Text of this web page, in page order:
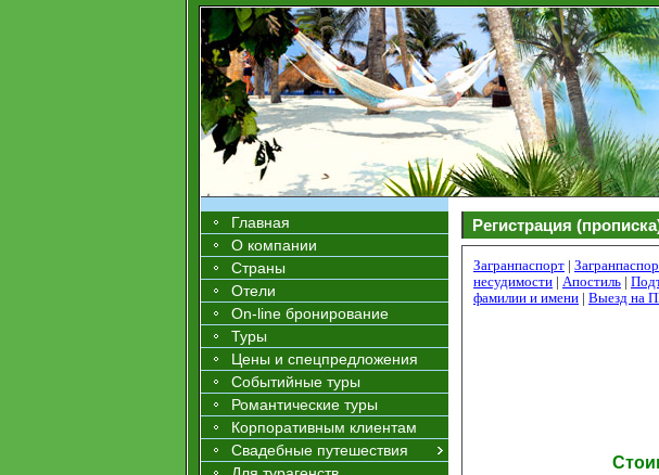
Главная
О компании
Страны
Отели
On-line бронирование
Туры
Цены и спецпредложения
Событийные туры
Романтические туры
Корпоративным клиентам
Свадебные путешествия
Регистрация
Загранпаспорт |
несудимости | Апостиль |
фамилии и имени | Выезд на